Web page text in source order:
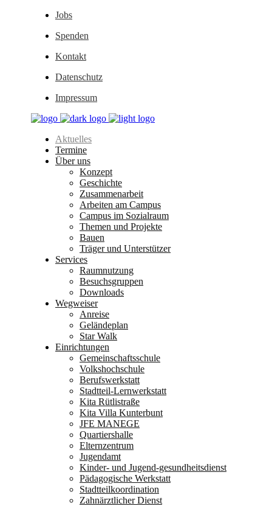
Jobs
Spenden
Kontakt
Datenschutz
Impressum
Aktuelles
Termine
Über uns
Konzept
Geschichte
Zusammenarbeit
Arbeiten am Campus
Campus im Sozialraum
Themen und Projekte
Bauen
Träger und Unterstützer
Services
Raumnutzung
Besuchsgruppen
Downloads
Wegweiser
Anreise
Geländeplan
Star Walk
Einrichtungen
Gemeinschaftsschule
Volkshochschule
Berufswerkstatt
Stadtteil-Lernwerkstatt
Kita Rütlistraße
Kita Villa Kunterbunt
JFE MANEGE
Quartiershalle
Elternzentrum
Jugendamt
Kinder- und Jugend-gesundheitsdienst
Pädagogische Werkstatt
Stadtteilkoordination
Zahnärztlicher Dienst